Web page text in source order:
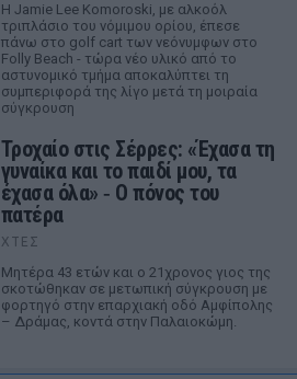
Η Jamie Lee Komoroski, με αλκοόλ
τριπλάσιο του νόμιμου ορίου, έπεσε
πάνω στο golf cart των νεόνυμφων στο
Folly Beach - τώρα νέο υλικό από το
αστυνομικό τμήμα αποκαλύπτει τη
συμπεριφορά της λίγο μετά τη μοιραία
σύγκρουση
Τροχαίο στις Σέρρες: «Έχασα τη
γυναίκα και το παιδί μου, τα
έχασα όλα» ‑ Ο πόνος του
πατέρα
ΧΤΕΣ
Μητέρα 43 ετών και ο 21χρονος γιος της
σκοτώθηκαν σε μετωπική σύγκρουση με
φορτηγό στην επαρχιακή οδό Αμφίπολης
– Δράμας, κοντά στην Παλαιοκώμη.